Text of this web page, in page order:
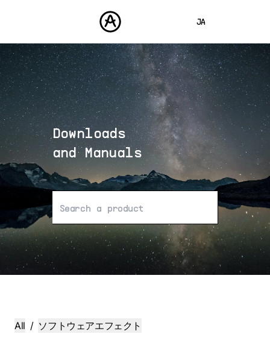
JA
ENGLISH
FRANÇAIS
DEUTSCH
ESPAÑOL
中文
製品
サウンド
ストア
コミュニティ
サポート
Downloads
and Manuals
該当する結果は見つかりませんで
した
All / ソフトウェアエフェクト